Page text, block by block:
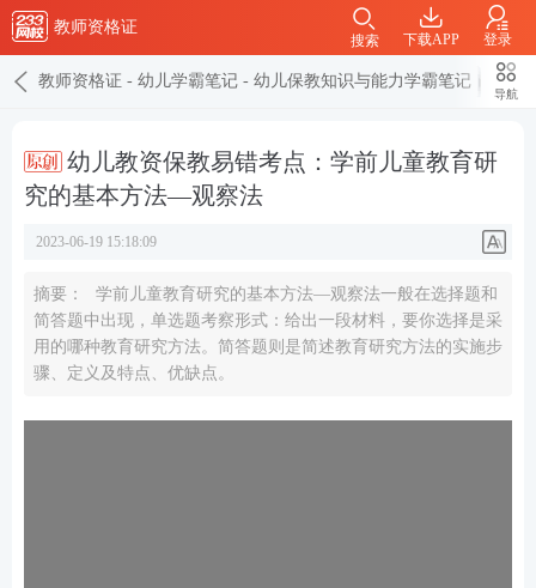
教师资格证
下载APP 登录
搜索
教师资格证 - 幼儿学霸笔记 - 幼儿保教知识与能力学霸笔记
导航
幼儿教资保教易错考点：学前儿童教育研
究的基本方法—观察法
2023-06-19 15:18:09
摘要：
学前儿童教育研究的基本方法—观察法一般在选择题和
简答题中出现，单选题考察形式：给出一段材料，要你选择是采
用的哪种教育研究方法。简答题则是简述教育研究方法的实施步
骤、定义及特点、优缺点。